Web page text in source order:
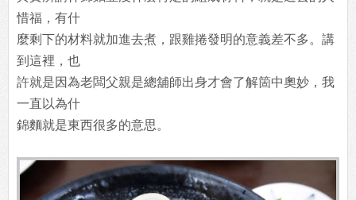
惜福，有什
麼剩下的材料就加進去煮，跟雞捲發明的意義差不多。講
到這裡，也
許就是因為老闆父親是總舖師出身才會了解箇中奧妙，我
一直以為什
錦麵就是東西很多的意思。